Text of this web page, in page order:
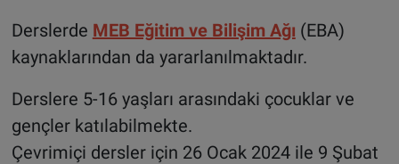
Derslerde MEB Eğitim ve Bilişim Ağı (EBA)
kaynaklarından da yararlanılmaktadır.
Derslere 5-16 yaşları arasındaki çocuklar ve
gençler katılabilmekte.
Çevrimiçi dersler için 26 Ocak 2024 ile 9 Şubat